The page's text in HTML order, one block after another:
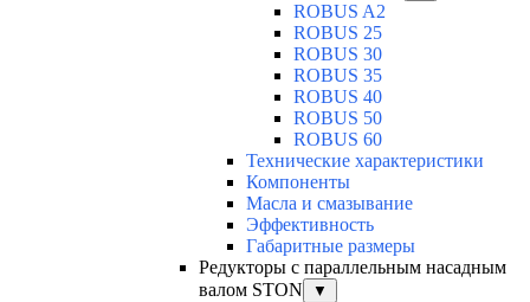
ROBUS A2
ROBUS 25
ROBUS 30
ROBUS 35
ROBUS 40
ROBUS 50
ROBUS 60
Технические характеристики
Компоненты
Масла и смазывание
Эффективность
Габаритные размеры
Редукторы с параллельным насадным
валом STON
▼